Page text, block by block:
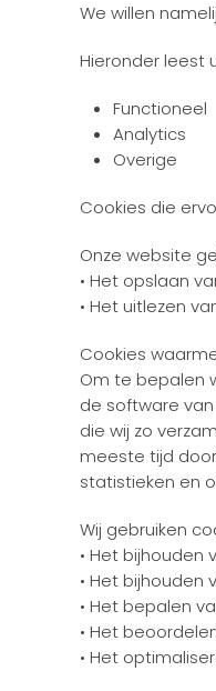
We willen
Hieronder leest
Functioneel
Analytics
Overige
Cookies die
Onze website
• Het opslaan
• Het uitlezen
Cookies
Om te bepalen
de software
die wij zo
meeste tijd
statistieken en
Wij gebruiken
• Het bijhouden
• Het bijhouden
• Het bepalen
• Het
• Het